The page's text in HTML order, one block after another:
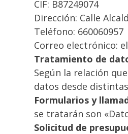
CIF: B87249074
Dirección: Calle
Teléfono: 660060957
Correo electrónico:
Tratamiento de
Según la relación
datos desde
Formularios y
se tratarán son
Solicitud de